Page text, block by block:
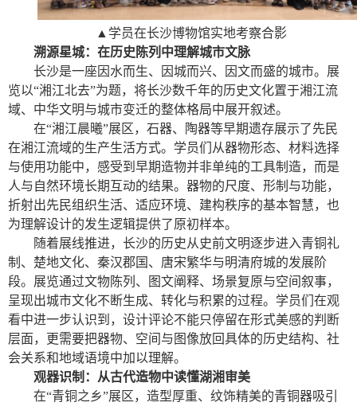
▲学员在长沙博物馆实地考察合影
溯源星城：在历史陈列中理解城市文脉
长沙是一座因水而生、因城而兴、因文而盛的城市。展
览以“湘江北去”为题，将长沙数千年的历史文化置于湘江流
域、中华文明与城市变迁的整体格局中展开叙述。
在“湘江晨曦”展区，石器、陶器等早期遗存展示了先民
在湘江流域的生产生活方式。学员们从器物形态、材料选择
与使用功能中，感受到早期造物并非单纯的工具制造，而是
人与自然环境长期互动的结果。器物的尺度、形制与功能，
折射出先民组织生活、适应环境、建构秩序的基本智慧，也
为理解设计的发生逻辑提供了原初样本。
随着展线推进，长沙的历史从史前文明逐步进入青铜礼
制、楚地文化、秦汉郡国、唐宋繁华与明清府城的发展阶
段。展览通过文物陈列、图文阐释、场景复原与空间叙事，
呈现出城市文化不断生成、转化与积累的过程。学员们在观
看中进一步认识到，设计评论不能只停留在形式美感的判断
层面，更需要把器物、空间与图像放回具体的历史结构、社
会关系和地域语境中加以理解。
观器识制：从古代造物中读懂湖湘审美
在“青铜之乡”展区，造型厚重、纹饰精美的青铜器吸引